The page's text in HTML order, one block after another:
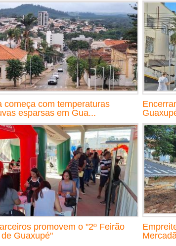
começa com temperaturas
esparsas em Gua...
promovem o "2º Feirão
Guaxupé"